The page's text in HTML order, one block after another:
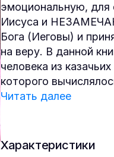
эмоциональную, для
Иисуса и
Бога (Иеговы) и
на веру. В данной
человека из
которого
Читать далее
Характеристики